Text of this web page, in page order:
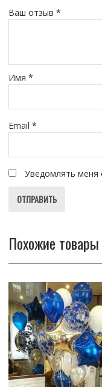
Ваш отзыв *
Имя *
Email *
Уведомлять меня
Похожие товары